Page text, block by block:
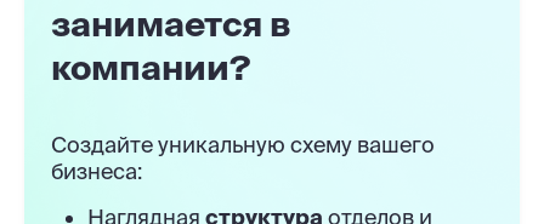
занимается в
компании?
Создайте уникальную схему вашего
бизнеса:
Наглядная структура отделов и